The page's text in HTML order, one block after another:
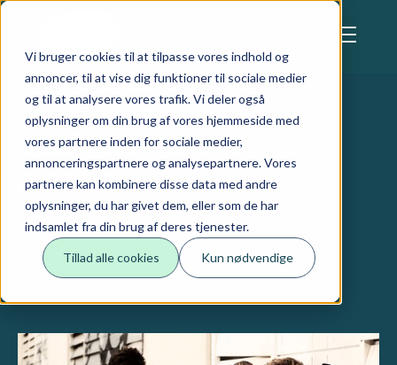
Vi bruger cookies til at tilpasse vores indhold og
annoncer, til at vise dig funktioner til sociale medier
og til at analysere vores trafik. Vi deler også
oplysninger om din brug af vores hjemmeside med
vores partnere inden for sociale medier,
annonceringspartnere og analysepartnere. Vores
partnere kan kombinere disse data med andre
oplysninger, du har givet dem, eller som de har
indsamlet fra din brug af deres tjenester.
Tillad alle cookies Kun nødvendige
Skip to main content
Nyheder
DagtilbudGrundskole Ung & voksen